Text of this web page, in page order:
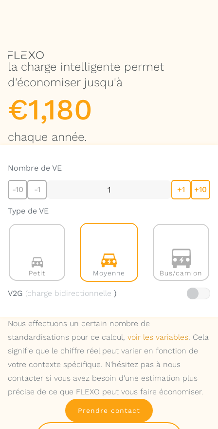
la charge intelligente permet
d'économiser jusqu'à
€1,180
chaque année.
Nombre de VE
-10 -1 +1 +10
Type de VE
Petit Moyenne Bus/camion
V2G (charge bidirectionnelle )
Nous effectuons un certain nombre de
standardisations pour ce calcul, voir les variables. Cela
signifie que le chiffre réel peut varier en fonction de
votre contexte spécifique. N'hésitez pas à nous
contacter si vous avez besoin d'une estimation plus
précise de ce que FLEXO peut vous faire économiser.
Prendre contact